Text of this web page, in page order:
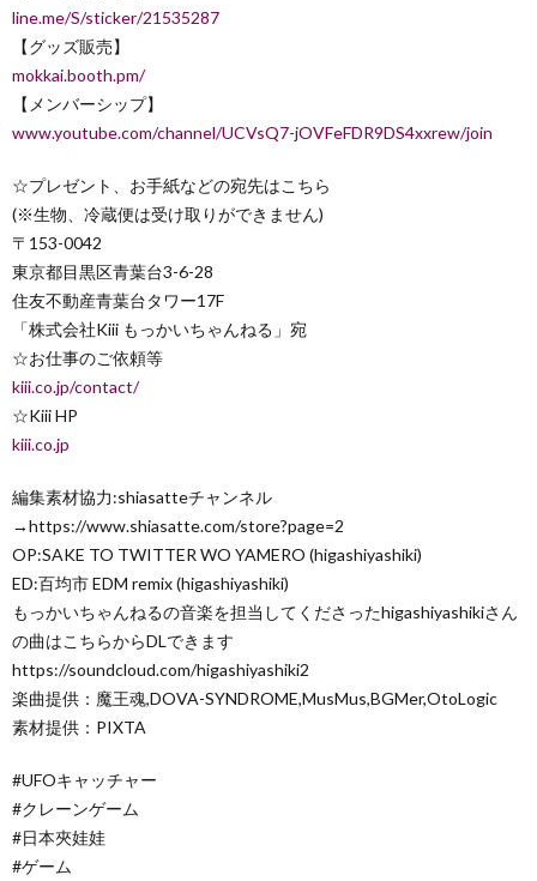
line.me/S/sticker/21535287
【グッズ販売】
mokkai.booth.pm/
【メンバーシップ】
www.youtube.com/channel/UCVsQ7-jOVFeFDR9DS4xxrew/join
☆プレゼント、お手紙などの宛先はこちら
(※生物、冷蔵便は受け取りができません)
〒153-0042
東京都目黒区青葉台3-6-28
住友不動産青葉台タワー17F
「株式会社Kiii もっかいちゃんねる」宛
☆お仕事のご依頼等
kiii.co.jp/contact/
☆Kiii HP
kiii.co.jp
編集素材協力:shiasatteチャンネル
→https://www.shiasatte.com/store?page=2
OP:SAKE TO TWITTER WO YAMERO (higashiyashiki)
ED:百均市 EDM remix (higashiyashiki)
もっかいちゃんねるの音楽を担当してくださったhigashiyashikiさん
の曲はこちらからDLできます
https://soundcloud.com/higashiyashiki2
楽曲提供：魔王魂,DOVA-SYNDROME,MusMus,BGMer,OtoLogic
素材提供：PIXTA
#UFOキャッチャー
#クレーンゲーム
#日本夾娃娃
#ゲーム